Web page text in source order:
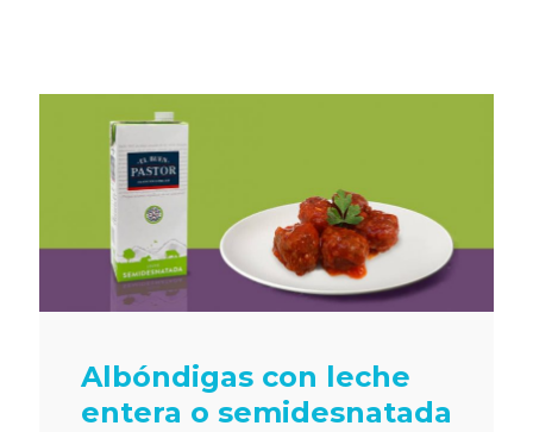
Albóndigas con leche
entera o semidesnatada